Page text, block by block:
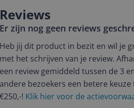
Reviews
Er zijn nog geen reviews
Heb jij dit product in bezit en wil je
met het schrijven van je review.
een review gemiddeld tussen de 3
andere bezoekers een betere
€250,-! Klik hier voor de